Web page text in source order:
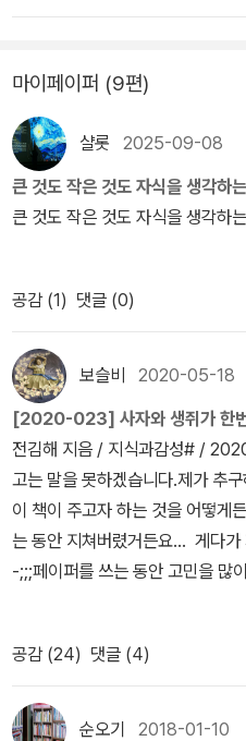
마이페이퍼 (9편)
샬롯 2025-09-08
큰 것도 작은 것도 자식을 생각하
큰 것도 작은 것도 자식을 생각하
공감 (1) 댓글 (0)
보슬비 2020-05-18
[2020-023] 사자와 생쥐가 한
전김해 지음 / 지식과감성# /
고는 말을 못하겠습니다.제가 추
이 책이 주고자 하는 것을 어떻게
는 동안 지쳐버렸거든요... 게다
-;;;페이퍼를 쓰는 동안 고민을 많
마도 지금처럼 고민도 없이 한줄
책을 통해 다른책들도 마찬가지로
중하게 평을 남겨야겠구나라는...
되었네요. ^^;;;;조카가 먼저 이 책
공감 (24) 댓글 (4)
순오기 2018-01-10